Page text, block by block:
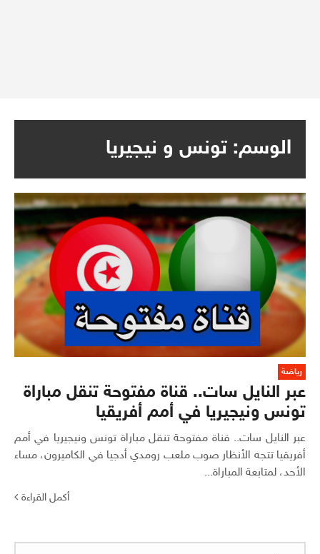
الوسم: تونس و نيجيريا
رياضة
عبر النايل سات.. قناة مفتوحة تنقل مباراة
تونس ونيجيريا في أمم أفريقيا
عبر النايل سات.. قناة مفتوحة تنقل مباراة تونس ونيجيريا في أمم
أفريقيا تتجه الأنظار صوب ملعب رومدي أدجيا في الكاميرون، مساء
الأحد، لمتابعة المباراة...
أكمل القراءة